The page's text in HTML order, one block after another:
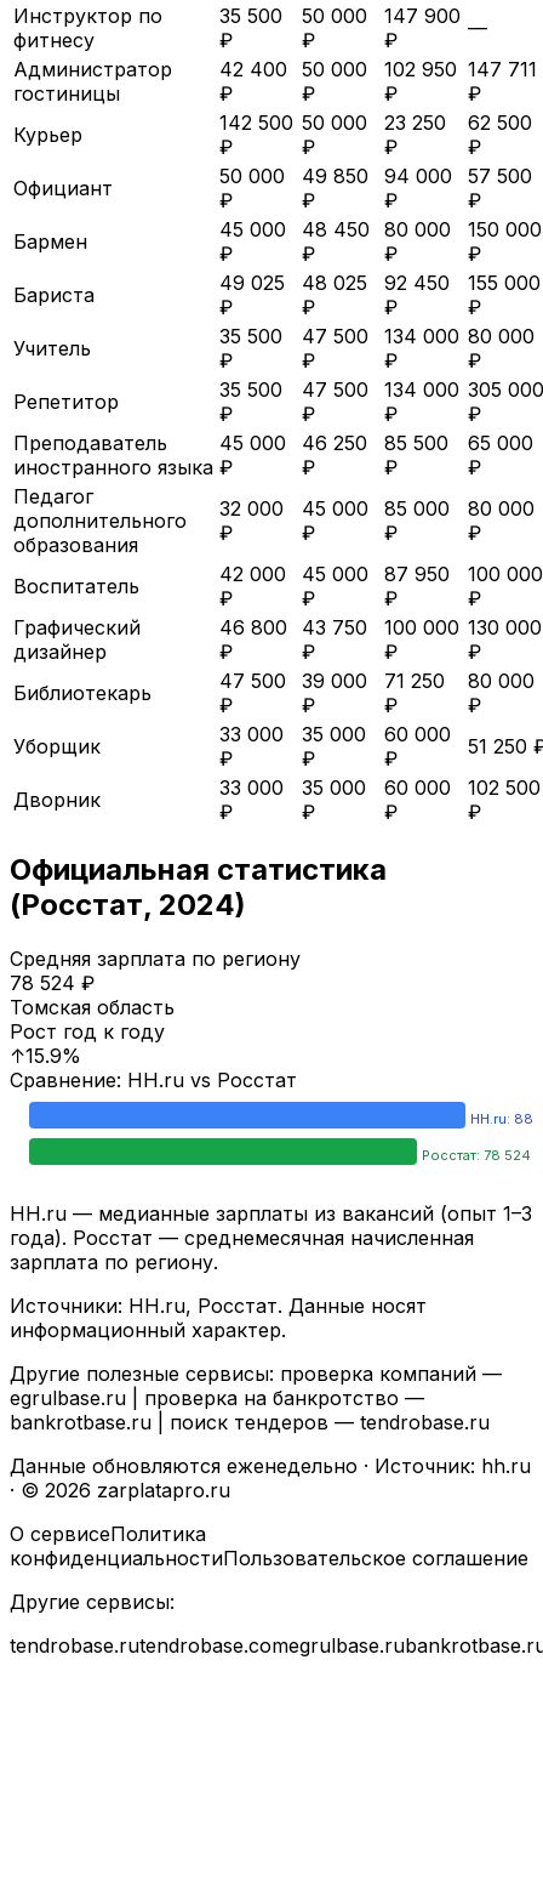
Инструктор по
фитнесу
35 500
₽
50 000
₽
147 900
₽
—
Администратор
гостиницы
42 400
₽
50 000
₽
102 950
₽
147 711
₽
Курьер
142 500
₽
50 000
₽
23 250
₽
62 500
₽
Официант
50 000
₽
49 850
₽
94 000
₽
57 500
₽
Бармен
45 000
₽
48 450
₽
80 000
₽
150 000
₽
Бариста
49 025
₽
48 025
₽
92 450
₽
155 000
₽
Учитель
35 500
₽
47 500
₽
134 000
₽
80 000
₽
Репетитор
35 500
₽
47 500
₽
134 000
₽
305 000
₽
Преподаватель
иностранного языка
45 000
₽
46 250
₽
85 500
₽
65 000
₽
Педагог
дополнительного
образования
32 000
₽
45 000
₽
85 000
₽
80 000
₽
Воспитатель
42 000
₽
45 000
₽
87 950
₽
100 000
₽
Графический
дизайнер
46 800
₽
43 750
₽
100 000
₽
130 000
₽
Библиотекарь
47 500
₽
39 000
₽
71 250
₽
80 000
₽
Уборщик
33 000
₽
35 000
₽
60 000
₽
51 250
Дворник
33 000
₽
35 000
₽
60 000
₽
102 500
₽
Официальная статистика
(Росстат, 2024)
Средняя зарплата по региону
78 524 ₽
Томская область
Рост год к году
↑15.9%
Сравнение: HH.ru vs Росстат
HH.ru: 88
Росстат: 78 524
HH.ru — медианные зарплаты из вакансий (опыт 1–3
года). Росстат — среднемесячная начисленная
зарплата по региону.
Источники: HH.ru, Росстат. Данные носят
информационный характер.
Другие полезные сервисы: проверка компаний —
egrulbase.ru | проверка на банкротство —
bankrotbase.ru | поиск тендеров — tendrobase.ru
Данные обновляются еженедельно · Источник: hh.ru
· © 2026 zarplatapro.ru
О сервисеПолитика
конфиденциальностиПользовательское соглашение
Другие сервисы:
tendrobase.rutendrobase.comegrulbase.ru